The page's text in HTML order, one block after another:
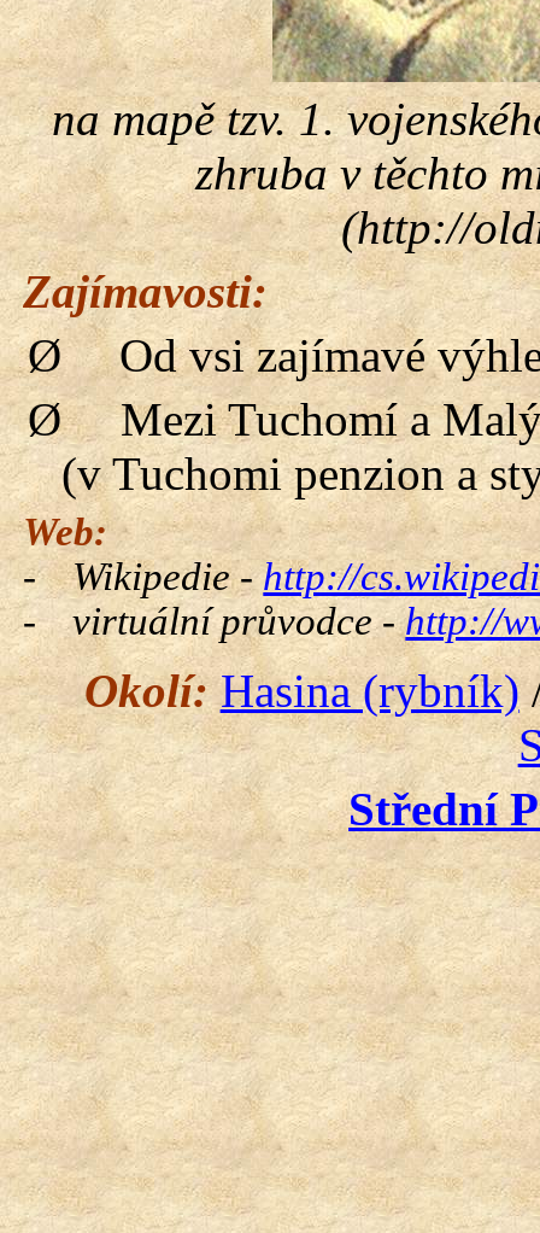
na mapě tzv. 1.
zhruba v těchto
(http://
Zajímavosti:
Ø
Od vsi zajímavé
Ø
Mezi Tuchomí a
(v Tuchomi penzion a
Web:
-
Wikipedie -http://
-
virtuální průvodce -http://
Okolí: Hasina (rybník)
Střední